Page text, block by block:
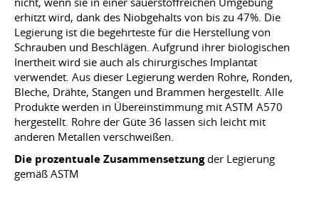
erhitzt wird, dank des Niobgehalts von bis zu 47%. Die
Legierung ist die begehrteste für die Herstellung von
Schrauben und Beschlägen. Aufgrund ihrer biologischen
Inertheit wird sie auch als chirurgisches Implantat
verwendet. Aus dieser Legierung werden Rohre, Ronden,
Bleche, Drähte, Stangen und Brammen hergestellt. Alle
Produkte werden in Übereinstimmung mit ASTM A570
hergestellt. Rohre der Güte 36 lassen sich leicht mit
anderen Metallen verschweißen.
Die prozentuale Zusammensetzungder Legierung
gemäß ASTM